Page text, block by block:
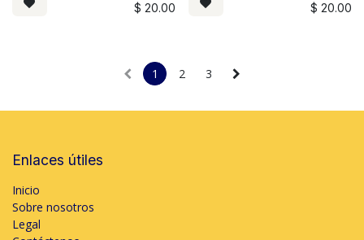
$ 20.00 $ 20.00
1 2 3
Enlaces útiles
Inicio
Sobre nosotros
Legal